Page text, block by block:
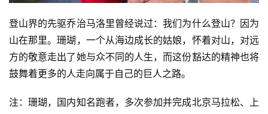
运
集
登山界的先驱乔治马洛里曾经说过：我们为什么登山？因为
山在那里。珊瑚，一个从海边成长的姑娘，怀着对山，对远
方的敬意走出了她与众不同的人生，而这份豁达的精神也将
鼓舞着更多的人走向属于自己的巨人之路。
注：珊瑚，国内知名跑者，多次参加并完成北京马拉松、上